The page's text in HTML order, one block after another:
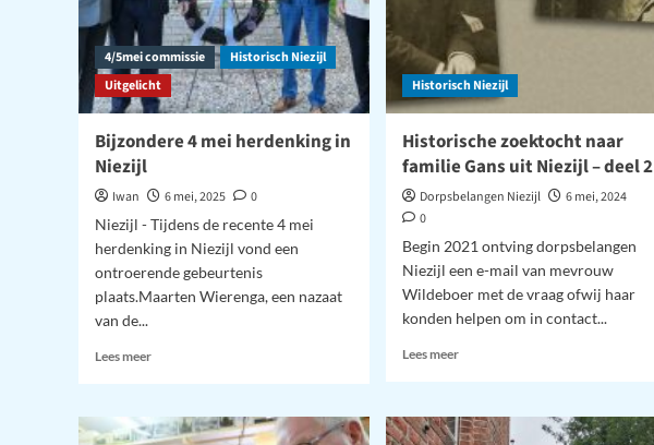
4/5mei commissie
Historisch Niezijl
Uitgelicht
Bijzondere 4 mei herdenking in
Niezijl
Iwan 6 mei, 2025
0
Niezijl - Tijdens de recente 4 mei
herdenking in Niezijl vond een
ontroerende gebeurtenis
plaats.Maarten Wierenga, een nazaat
van de...
Lees meerLees
Bijzondere
4
Historisch Niezijl
Historische zoektocht naar
familie Gans uit Niezijl – deel 2
Dorpsbelangen Niezijl
6 mei, 2024
0
Begin 2021 ontving dorpsbelangen
Niezijl een e-mail van mevrouw
Wildeboer met de vraag ofwij haar
konden helpen om in contact...
Lees meerLees
Historische
zoektocht